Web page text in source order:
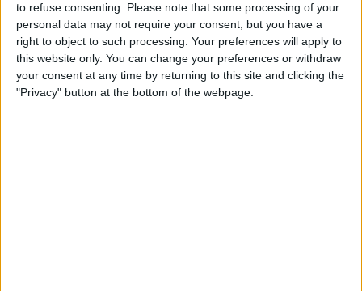
to refuse consenting.
Please note that some processing of your
personal data may not require your consent, but you have a
right to object to such processing. Your preferences will apply to
this website only. You can change your preferences or withdraw
your consent at any time by returning to this site and clicking the
"Privacy" button at the bottom of the webpage.
mesmo tempo. "Estou muito feliz com a forma como
me senti e com o resultado. Correu tudo na
perfeição", comentou o belga após a prova.
No percurso de 24 km na Bretanha, Evenepoel
impôs um ritmo avassalador, terminando 43